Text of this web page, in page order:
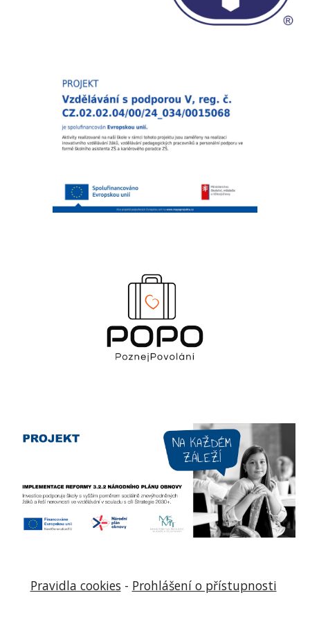
Pravidla cookies - Prohlášení o přístupnosti